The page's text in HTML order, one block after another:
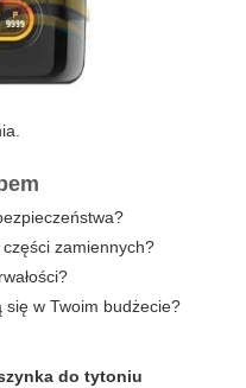
zamiennych?
się w Twoim budżecie?
do tytoniu